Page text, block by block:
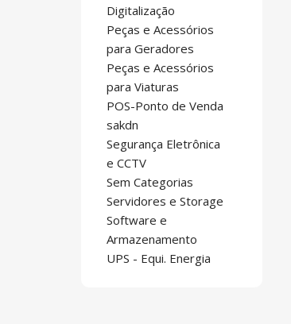
Digitalização
Peças e Acessórios
para Geradores
Peças e Acessórios
para Viaturas
POS-Ponto de Venda
sakdn
Segurança Eletrônica
e CCTV
Sem Categorias
Servidores e Storage
Software e
Armazenamento
UPS - Equi. Energia